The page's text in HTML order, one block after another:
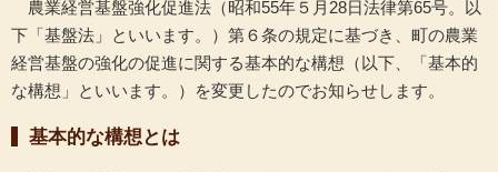
農業経営基盤強化促進法（昭和55年５月28日法律第65号。以
下「基盤法」といいます。）第６条の規定に基づき、町の農業
経営基盤の強化の促進に関する基本的な構想（以下、「基本的
な構想」といいます。）を変更したのでお知らせします。
基本的な構想とは